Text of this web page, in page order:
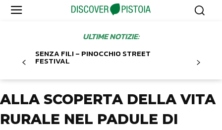
ULTIME NOTIZIE:
SENZA FILI – PINOCCHIO STREET
FESTIVAL
ALLA SCOPERTA DELLA VITA
RURALE NEL PADULE DI